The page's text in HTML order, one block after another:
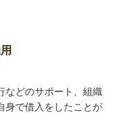
などのサポート、組織
身で借入をしたことが